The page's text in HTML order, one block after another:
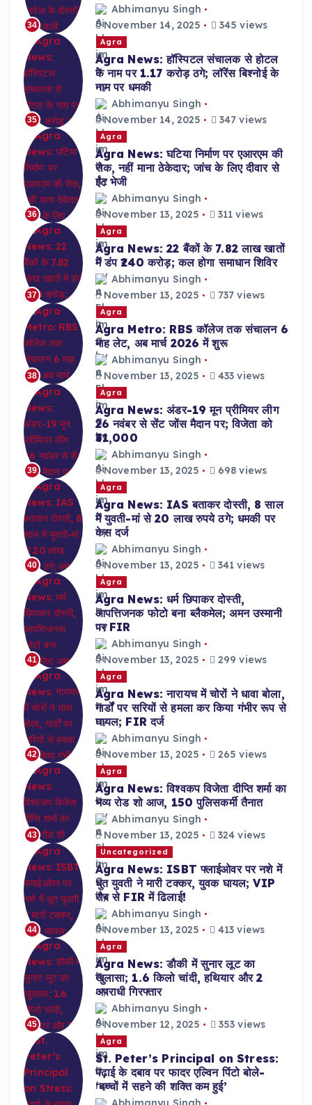
34
Abhimanyu Singh
November 14, 2025
345 views
35
Agra
Agra News: हॉस्पिटल संचालक से होटल
के नाम पर 1.17 करोड़ ठगे; लॉरेंस बिश्नोई के
नाम पर धमकी
Abhimanyu Singh
November 14, 2025
347 views
36
Agra
Agra News: घटिया निर्माण पर एआरएम की
रोक, नहीं माना ठेकेदार; जांच के लिए दीवार से
ईंट भेजी
Abhimanyu Singh
November 13, 2025
311 views
37
Agra
Agra News: 22 बैंकों के 7.82 लाख खातों
में डंप ₹240 करोड़; कल होगा समाधान शिविर
Abhimanyu Singh
November 13, 2025
737 views
38
Agra
Agra Metro: RBS कॉलेज तक संचालन 6
माह लेट, अब मार्च 2026 में शुरू
Abhimanyu Singh
November 13, 2025
433 views
39
Agra
Agra News: अंडर-19 मून प्रीमियर लीग
26 नवंबर से सेंट जोंस मैदान पर; विजेता को
₹31,000
Abhimanyu Singh
November 13, 2025
698 views
40
Agra
Agra News: IAS बताकर दोस्ती, 8 साल
में युवती-मां से 20 लाख रुपये ठगे; धमकी पर
केस दर्ज
Abhimanyu Singh
November 13, 2025
341 views
41
Agra
Agra News: धर्म छिपाकर दोस्ती,
आपत्तिजनक फोटो बना ब्लैकमेल; अमन उस्मानी
पर FIR
Abhimanyu Singh
November 13, 2025
299 views
42
Agra
Agra News: नारायच में चोरों ने धावा बोला,
गार्डों पर सरियों से हमला कर किया गंभीर रूप से
घायल; FIR दर्ज
Abhimanyu Singh
November 13, 2025
265 views
43
Agra
Agra News: विश्वकप विजेता दीप्ति शर्मा का
भव्य रोड शो आज, 150 पुलिसकर्मी तैनात
Abhimanyu Singh
November 13, 2025
324 views
44
Uncategorized
Agra News: ISBT फ्लाईओवर पर नशे में
धुत युवती ने मारी टक्कर, युवक घायल; VIP
रौब से FIR में ढिलाई!
Abhimanyu Singh
November 13, 2025
413 views
45
Agra
Agra News: डौकी में सुनार लूट का
खुलासा; 1.6 किलो चांदी, हथियार और 2
अपराधी गिरफ्तार
Abhimanyu Singh
November 12, 2025
353 views
Agra
St. Peter’s Principal on Stress:
पढ़ाई के दबाव पर फादर एल्विन पिंटो बोले-
‘बच्चों में सहने की शक्ति कम हुई’